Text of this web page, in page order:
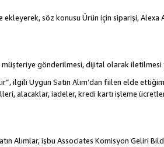
ekleyerek, söz konusu Ürün için siparişi,
müşteriye gönderilmesi, dijital olarak
ilgili Uygun Satın Alım’dan fiilen elde
alacaklar, iadeler, kredi kartı işleme
Alımlar, işbu Associates Komisyon Geliri